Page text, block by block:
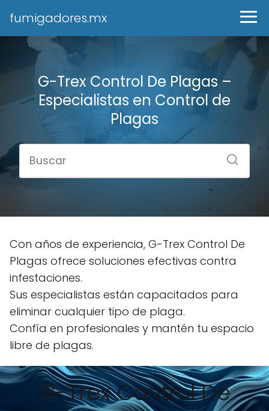
fumigadores.mx
G-Trex Control De Plagas –
Especialistas en Control de
Plagas
Con años de experiencia, G-Trex Control De
Plagas ofrece soluciones efectivas contra
infestaciones.
Sus especialistas están capacitados para
eliminar cualquier tipo de plaga.
Confía en profesionales y mantén tu espacio
libre de plagas.
G-Trex Control De